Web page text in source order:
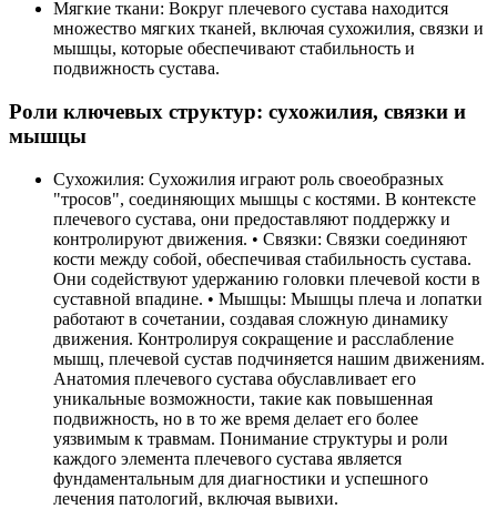
Мягкие ткани: Вокруг плечевого сустава находится
множество мягких тканей, включая сухожилия, связки и
мышцы, которые обеспечивают стабильность и
подвижность сустава.
Роли ключевых структур: сухожилия, связки и
мышцы
Сухожилия: Сухожилия играют роль своеобразных
"тросов", соединяющих мышцы с костями. В контексте
плечевого сустава, они предоставляют поддержку и
контролируют движения. • Связки: Связки соединяют
кости между собой, обеспечивая стабильность сустава.
Они содействуют удержанию головки плечевой кости в
суставной впадине. • Мышцы: Мышцы плеча и лопатки
работают в сочетании, создавая сложную динамику
движения. Контролируя сокращение и расслабление
мышц, плечевой сустав подчиняется нашим движениям.
Анатомия плечевого сустава обуславливает его
уникальные возможности, такие как повышенная
подвижность, но в то же время делает его более
уязвимым к травмам. Понимание структуры и роли
каждого элемента плечевого сустава является
фундаментальным для диагностики и успешного
лечения патологий, включая вывихи.